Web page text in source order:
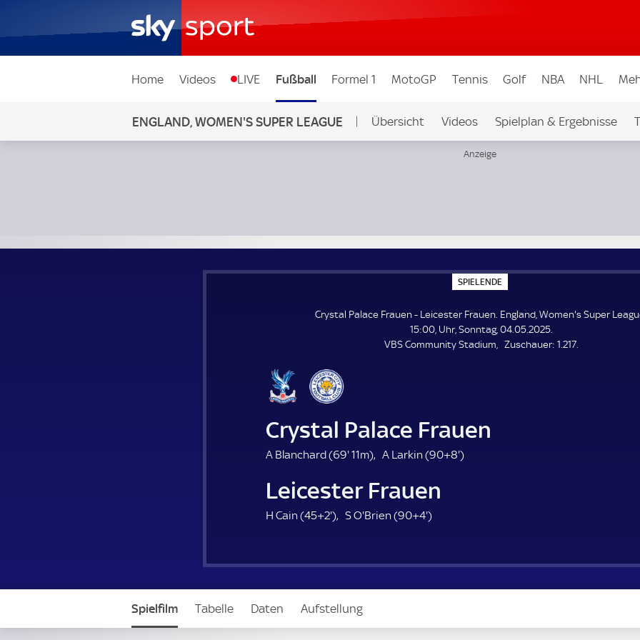
Home Videos LIVE Fußball Formel 1 MotoGP Tennis Golf NBA NHL
ENGLAND, WOMEN'S SUPER LEAGUE Übersicht Videos Spielplan & Ergebnisse
SPIELENDE
P
E
L
E
N
Crystal Palace Frauen - Leicester Frauen. England, Women's Super
15:00, Uhr, Sonntag, 04.05.2025.
VBS Community Stadium
Zuschauer: Z1.217.
Crystal Palace Frauen
A Blanchard (69'6
.
m
i
t
11m) A Larkin (90+8'9
t
)
Leicester Frauen
H Cain (45+2'4
m
n
u
) S O'Brien (90+4'9
m
n
)
Spielfilm Tabelle Daten Aufstellung